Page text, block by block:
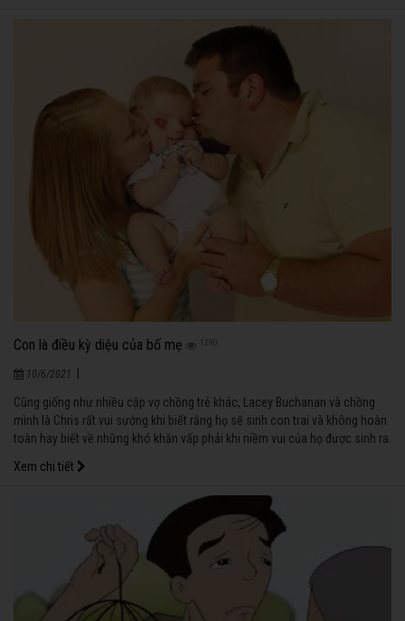
Con là điều kỳ diệu của bố mẹ 1290
10/6/2021
|
Cũng giống như nhiều cặp vợ chồng trẻ khác, Lacey Buchanan và chồng
mình là Chris rất vui sướng khi biết rằng họ sẽ sinh con trai và không hoàn
toàn hay biết về những khó khăn vấp phải khi niềm vui của họ được sinh ra.
Xem chi tiết